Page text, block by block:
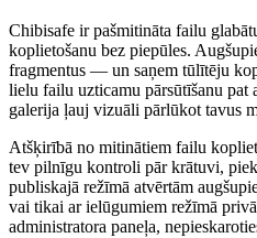
Chibisafe ir pašmitināta failu
koplietošanu bez piepūles.
fragmentus — un saņem tūlītēju
lielu failu uzticamu pārsūtīšanu pat
galerija ļauj vizuāli pārlūkot tavus
Atšķirībā no mitinātiem failu
tev pilnīgu kontroli pār krātuvi,
publiskajā režīmā atvērtām
vai tikai ar ielūgumiem režīmā
administratora paneļa,